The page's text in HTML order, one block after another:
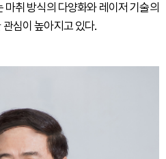
취 방식의 다양화와 레이저 기술의
심이 높아지고 있다.